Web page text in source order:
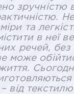
зручністю
та
в неї
речей, без
може
– від